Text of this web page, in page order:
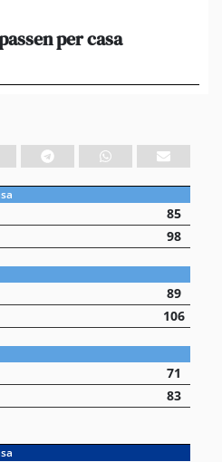
per casa
85
98
89
106
71
83